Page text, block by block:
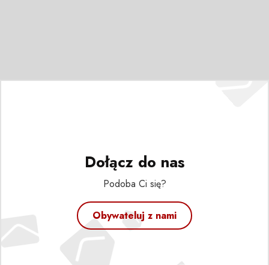
Dołącz do nas
Podoba Ci się?
Obywateluj z nami